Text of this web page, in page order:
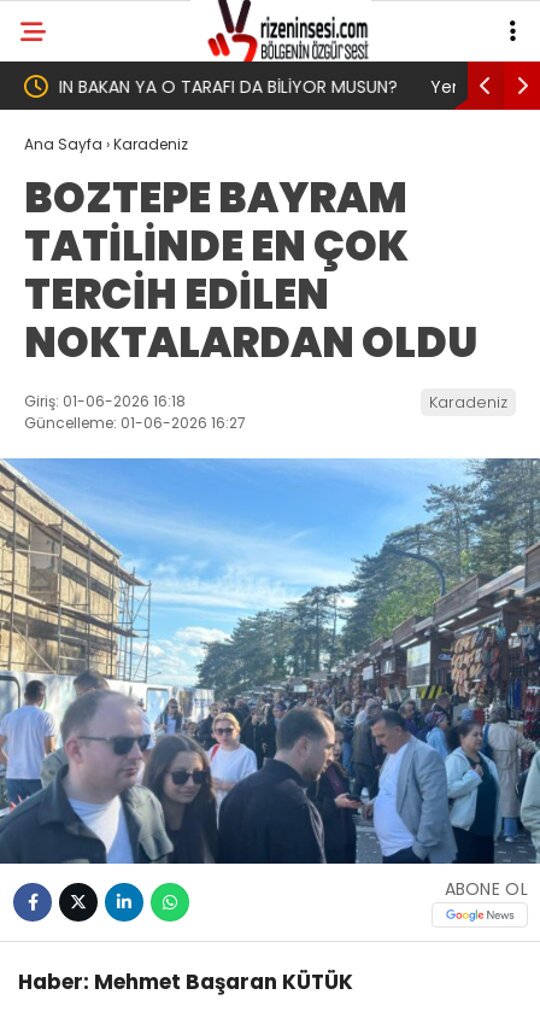
Yeni Parti İktidar Yolculuğuna Erdoğan’ın
Memleketi Rize’den Başladı
Genel
Ana Sayfa ›Karadeniz
BOZTEPE BAYRAM
TATİLİNDE EN ÇOK
TERCİH EDİLEN
NOKTALARDAN OLDU
Giriş: 01-06-2026 16:18
Güncelleme: 01-06-2026 16:27
Karadeniz
ABONE OL
Haber: Mehmet Başaran KÜTÜK